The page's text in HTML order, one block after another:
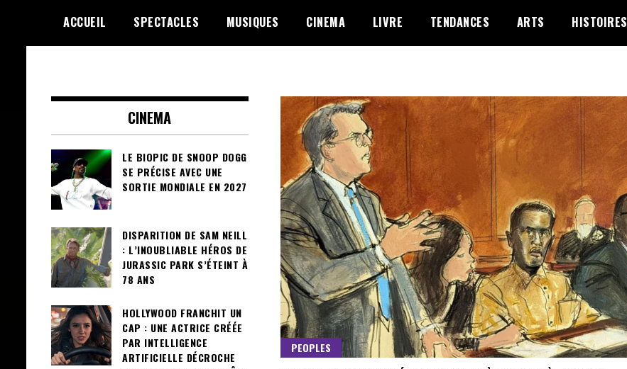
content
ACCUEIL SPECTACLES MUSIQUES CINEMA LIVRE TENDANCES ARTS HISTOIRES
sunuculture
PEOPLES
CINEMA
LE BIOPIC DE SNOOP DOGG
SE PRÉCISE AVEC UNE
SORTIE MONDIALE EN 2027
DISPARITION DE SAM NEILL
: L’INOUBLIABLE HÉROS DE
JURASSIC PARK S’ÉTEINT À
78 ANS
HOLLYWOOD FRANCHIT UN
CAP : UNE ACTRICE CRÉÉE
PAR INTELLIGENCE
ARTIFICIELLE DÉCROCHE